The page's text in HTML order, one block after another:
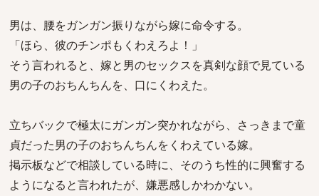
男は、腰をガンガン振りながら嫁に命令する。
「ほら、彼のチンポもくわえろよ！」
そう言われると、嫁と男のセックスを真剣な顔で見ている
男の子のおちんちんを、口にくわえた。
立ちバックで極太にガンガン突かれながら、さっきまで童
貞だった男の子のおちんちんをくわえている嫁。
掲示板などで相談している時に、そのうち性的に興奮する
ようになると言われたが、嫌悪感しかわかない。